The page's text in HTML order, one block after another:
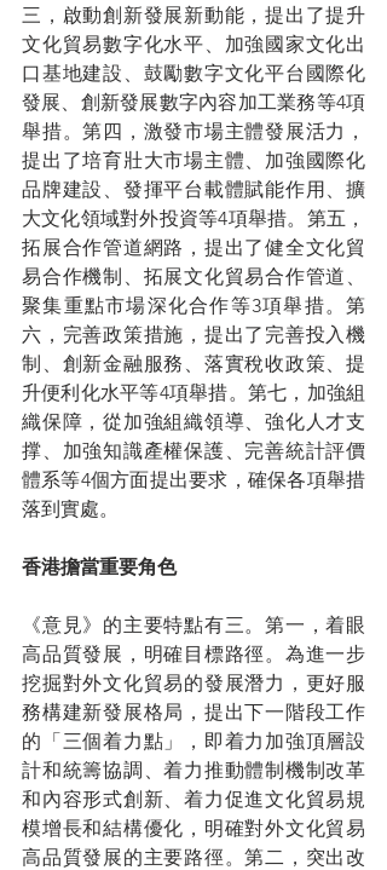
三，啟動創新發展新動能，提出了提升
文化貿易數字化水平、加強國家文化出
口基地建設、鼓勵數字文化平台國際化
發展、創新發展數字內容加工業務等4項
舉措。第四，激發市場主體發展活力，
提出了培育壯大市場主體、加強國際化
品牌建設、發揮平台載體賦能作用、擴
大文化領域對外投資等4項舉措。第五，
拓展合作管道網路，提出了健全文化貿
易合作機制、拓展文化貿易合作管道、
聚集重點市場深化合作等3項舉措。第
六，完善政策措施，提出了完善投入機
制、創新金融服務、落實稅收政策、提
升便利化水平等4項舉措。第七，加強組
織保障，從加強組織領導、強化人才支
撑、加強知識產權保護、完善統計評價
體系等4個方面提出要求，確保各項舉措
落到實處。
香港擔當重要角色
《意見》的主要特點有三。第一，着眼
高品質發展，明確目標路徑。為進一步
挖掘對外文化貿易的發展潛力，更好服
務構建新發展格局，提出下一階段工作
的「三個着力點」，即着力加強頂層設
計和統籌協調、着力推動體制機制改革
和內容形式創新、着力促進文化貿易規
模增長和結構優化，明確對外文化貿易
高品質發展的主要路徑。第二，突出改